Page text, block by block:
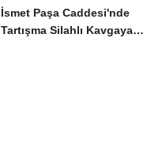
İsmet Paşa Caddesi'nde
Tartışma Silahlı Kavgaya